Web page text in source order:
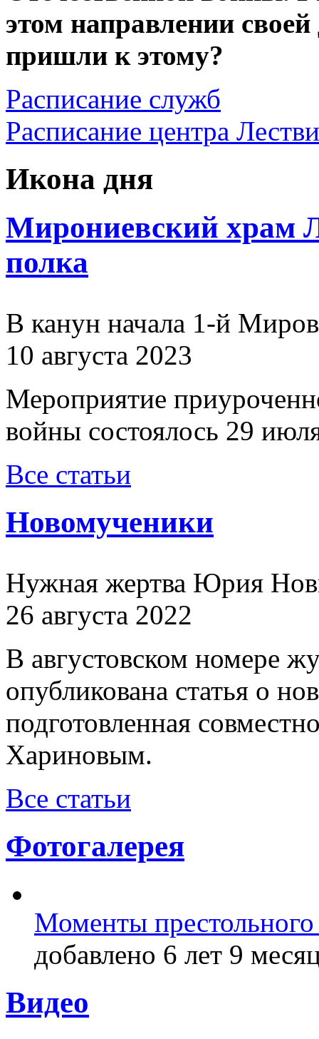
этом направлении
пришли к этому?
Расписание служб
Расписание центра
Икона дня
Мирониевский храм
полка
В канун начала 1-й
10 августа 2023
Мероприятие
войны состоялось 29
Все статьи
Новомученики
Нужная жертва Юрия
26 августа 2022
В августовском номере
опубликована статья о
подготовленная
Хариновым.
Все статьи
Фотогалерея
Моменты
добавлено 6 лет 9
Видео